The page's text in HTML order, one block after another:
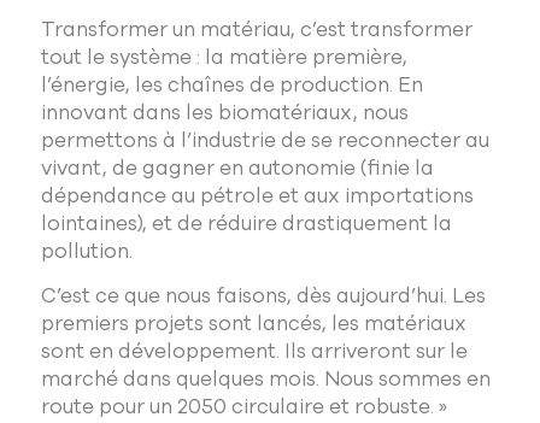
Transformer un matériau, c’est transformer
tout le système : la matière première,
l’énergie, les chaînes de production. En
innovant dans les biomatériaux, nous
permettons à l’industrie de se reconnecter au
vivant, de gagner en autonomie (finie la
dépendance au pétrole et aux importations
lointaines), et de réduire drastiquement la
pollution.
C’est ce que nous faisons, dès aujourd’hui. Les
premiers projets sont lancés, les matériaux
sont en développement. Ils arriveront sur le
marché dans quelques mois. Nous sommes en
route pour un 2050 circulaire et robuste. »